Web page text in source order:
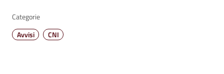
Categorie
Avvisi
CNI